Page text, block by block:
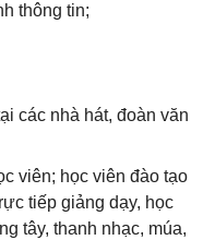
thông tin;
các nhà hát, đoàn văn
viên; học viên đào tạo
tiếp giảng dạy, học
tây, thanh nhạc, múa,